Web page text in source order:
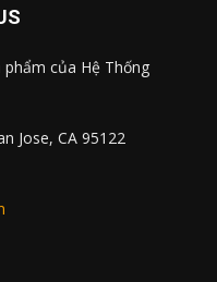
phẩm của Hệ Thống
Jose, CA 95122